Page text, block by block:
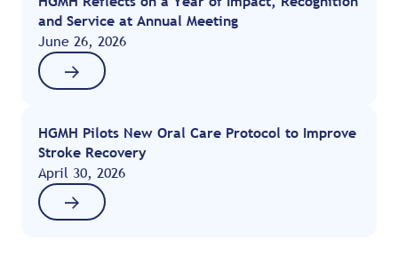
and Service at Annual Meeting
June 26, 2026
HGMH Pilots New Oral Care Protocol to Improve
Stroke Recovery
April 30, 2026